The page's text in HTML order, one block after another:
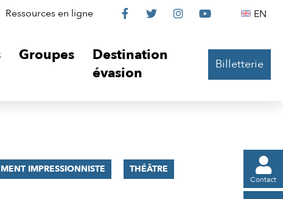
Ressources en ligne
Le
sur

Le

Le

Le
 EN
Groupes
Destination
évasion
Billetterie

Contact
IMPRESSIONNISTE THÉÂTRE